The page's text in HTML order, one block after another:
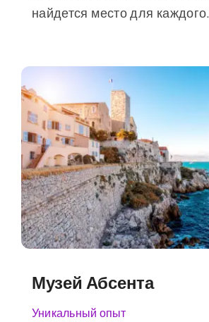
найдется место для каждого.
Музей Абсента
Уникальный опыт